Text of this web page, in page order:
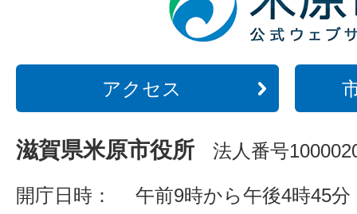
アクセス
滋賀県米原市役所 法人番号
開庁日時：
午前9時から午後4時45分